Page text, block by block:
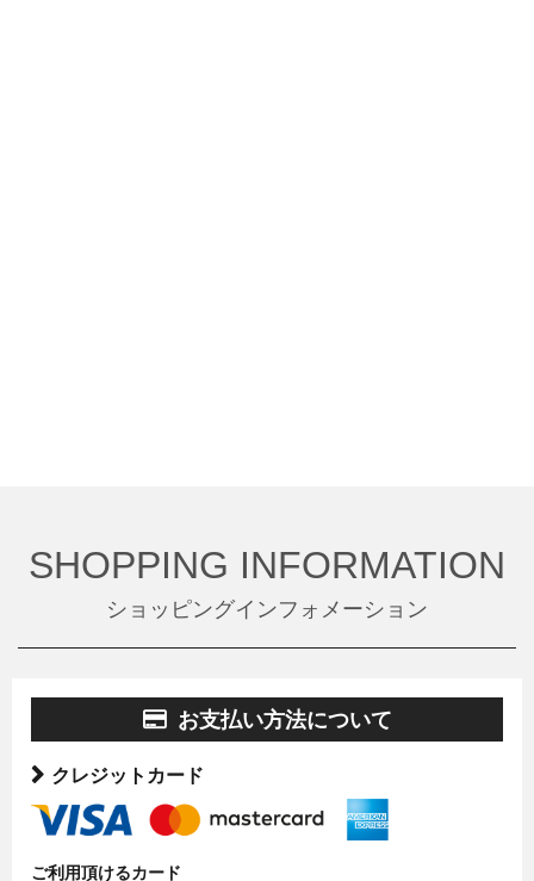
SHOPPING INFORMATION
ショッピングインフォメーション
お支払い方法について
クレジットカード
ご利用頂けるカード